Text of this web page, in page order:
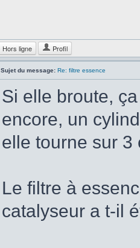
Hors ligne Profil
Sujet du message: Re: filtre essence
Si elle broute,
encore, un
elle tourne sur 3
Le filtre à
catalyseur a t-il